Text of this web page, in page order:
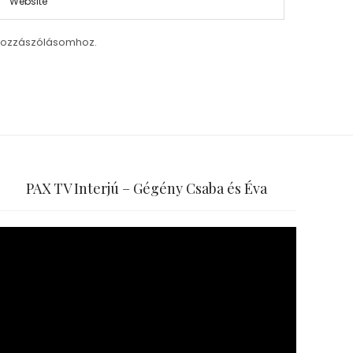
PAX TV Interjú – Gégény Csaba és Éva